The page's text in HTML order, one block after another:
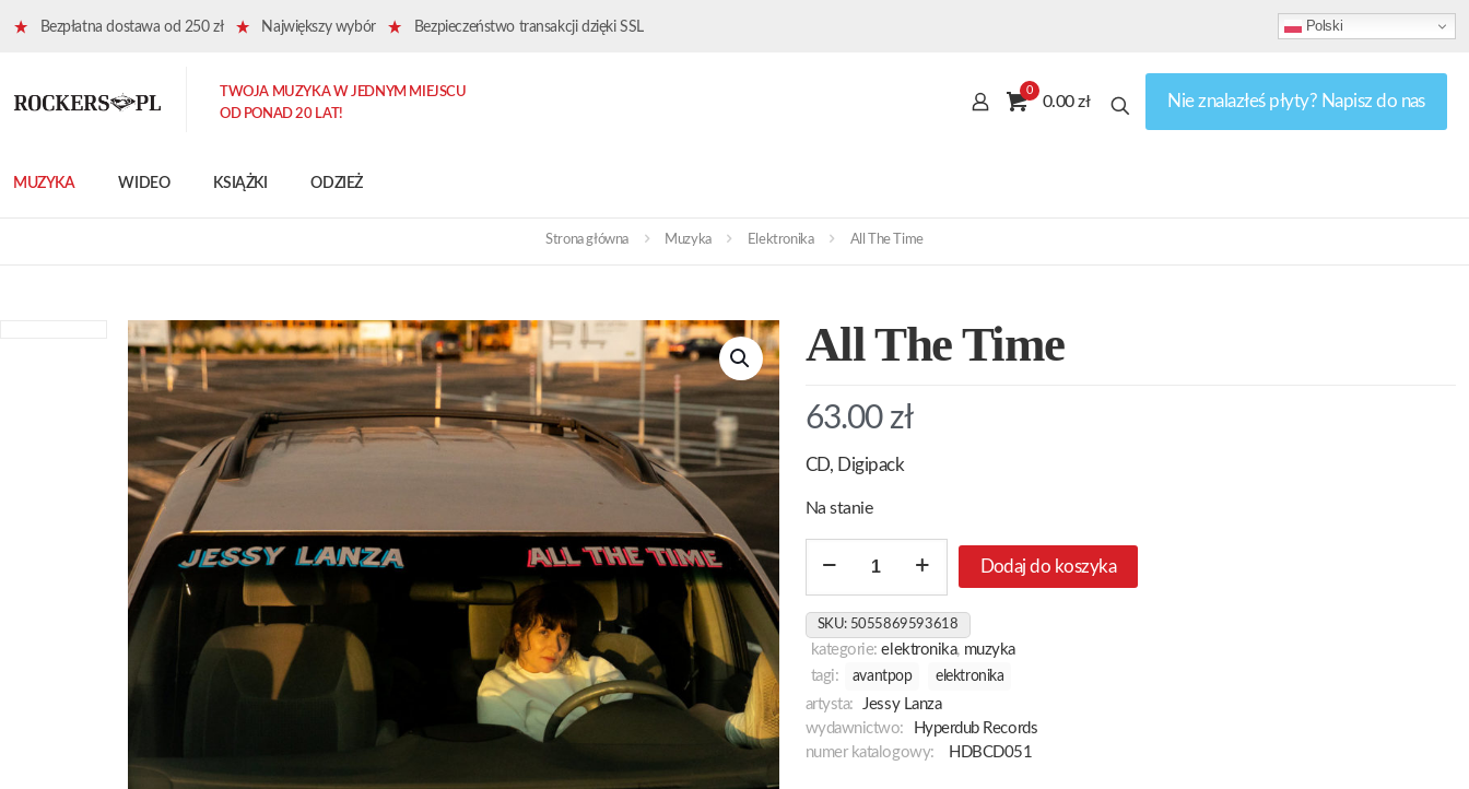
Bezpłatna dostawa od 250 zł Największy wybór Bezpieczeństwo transakcji dzięki SSL Polski
MUZYKA WIDEO KSIĄŻKI ODZIEŻ
TWOJA MUZYKA W JEDNYM MIEJSCU
OD PONAD 20 LAT!
0
0.00 zł Nie znalazłeś płyty? Napisz do nas
Strona główna Muzyka Elektronika All The Time
All The Time
63.00 zł
CD, Digipack
Na stanie
Time
Dodaj do koszyka
SKU: 5055869593618
kategorie:elektronika, muzyka
tagi:
avantpop elektronika
artysta:
Jessy Lanza
wydawnictwo:
Hyperdub Records
numer katalogowy:
HDBCD051